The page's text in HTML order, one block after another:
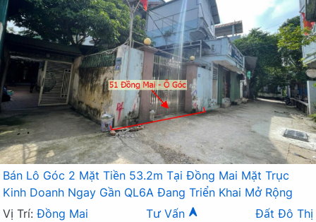
Bán Lô Góc 2 Mặt Tiền 53.2m Tại Đồng Mai Mặt Trục
Kinh Doanh Ngay Gần QL6A Đang Triển Khai Mở Rộng
Vị Trí: Đồng Mai Tư Vấn
Đất Đô Thị